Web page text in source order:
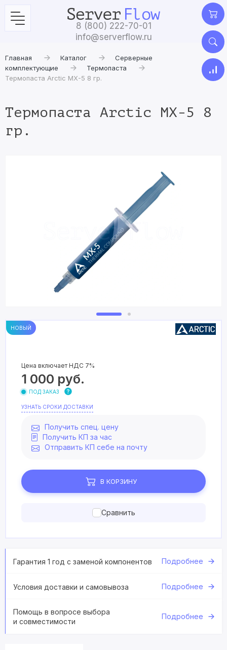
8 (800) 222-70-01
info@serverflow.ru
Главная Каталог
Серверные
комплектующие
Термопаста
Термопаста Arctic MX-5 8 гр.
Термопаста Arctic MX-5 8
гр.
НОВЫЙ
Цена включает НДС 7%
1 000 руб.
ПОД ЗАКАЗ
УЗНАТЬ СРОКИ ДОСТАВКИ
Получить спец. цену
Получить КП за час
Отправить КП себе на почту
В КОРЗИНУ
Сравнить
Гарантия 1 год с заменой компонентов Подробнее
Условия доставки и самовывоза Подробнее
Помощь в вопросе выбора
и совместимости
Подробнее